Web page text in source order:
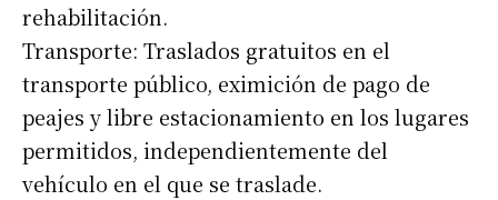
rehabilitación.
Transporte: Traslados gratuitos en el
transporte público, eximición de pago de
peajes y libre estacionamiento en los lugares
permitidos, independientemente del
vehículo en el que se traslade.